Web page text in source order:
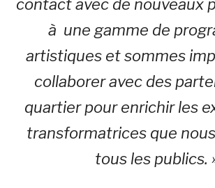
contact avec de nouveaux
à une gamme de
artistiques et sommes
collaborer avec des
quartier pour enrichir les
transformatrices que
tous les publics.